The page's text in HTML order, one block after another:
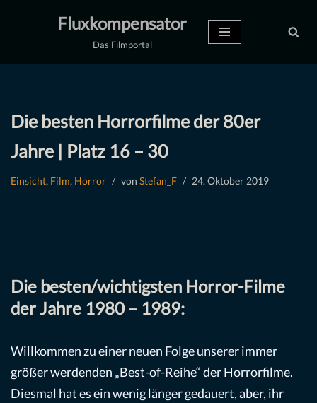
Fluxkompensator
Das Filmportal
Die besten Horrorfilme der 80er
Jahre | Platz 16 – 30
Einsicht, Film, Horror von Stefan_F 24. Oktober 2019
Die besten/wichtigsten Horror-Filme
der Jahre 1980 – 1989:
Willkommen zu einer neuen Folge unserer immer
größer werdenden „Best-of-Reihe“ der Horrorfilme.
Diesmal hat es ein wenig länger gedauert, aber, ihr